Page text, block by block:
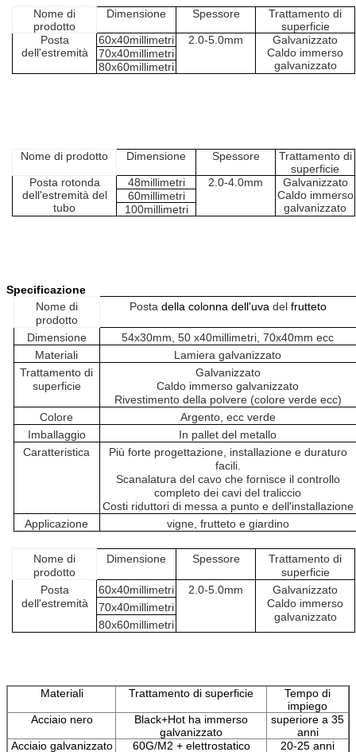
Nome di
prodotto
Dimensione Spessore
Trattamento di
superficie
Posta
dell'estremità
60x40millimetri 2.0-5.0mm
Galvanizzato
Caldo immerso
galvanizzato
70x40millimetri
80x60millimetri
Nome di prodotto Dimensione Spessore
Trattamento di
superficie
Posta rotonda
dell'estremità del
tubo
48millimetri 2.0-4.0mm
Galvanizzato
Caldo immerso
galvanizzato
60millimetri
100millimetri
Specificazione
Nome di
prodotto
Posta della colonna dell'uva del frutteto
Dimensione
54x30mm, 50 x40millimetri, 70x40mm ecc
Materiali
Lamiera galvanizzato
Trattamento di
superficie
Galvanizzato
Caldo immerso galvanizzato
Rivestimento della polvere (colore verde ecc)
Colore
Argento, ecc verde
Imballaggio
In pallet del metallo
Caratteristica
Più forte progettazione, installazione e duraturo
facili.
Scanalatura del cavo che fornisce il controllo
completo dei cavi del traliccio
Costi riduttori di messa a punto e dell'installazione
Applicazione
vigne, frutteto e giardino
Nome di
prodotto
Dimensione Spessore
Trattamento di
superficie
Posta
dell'estremità
60x40millimetri 2.0-5.0mm
Galvanizzato
Caldo immerso
galvanizzato
70x40millimetri
80x60millimetri
Materiali Trattamento di superficie
Tempo di
impiego
Acciaio nero
Black+Hot ha immerso
galvanizzato
superiore a 35
anni
Acciaio galvanizzato
60G/M2 + elettrostatico
20-25 anni